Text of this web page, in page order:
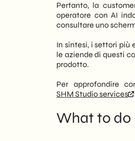
Pertanto, la
operatore con AI
consultare uno
In sintesi, i settori più
le aziende di questi
prodotto.
Per approfondire
SHM Studio services
What to do